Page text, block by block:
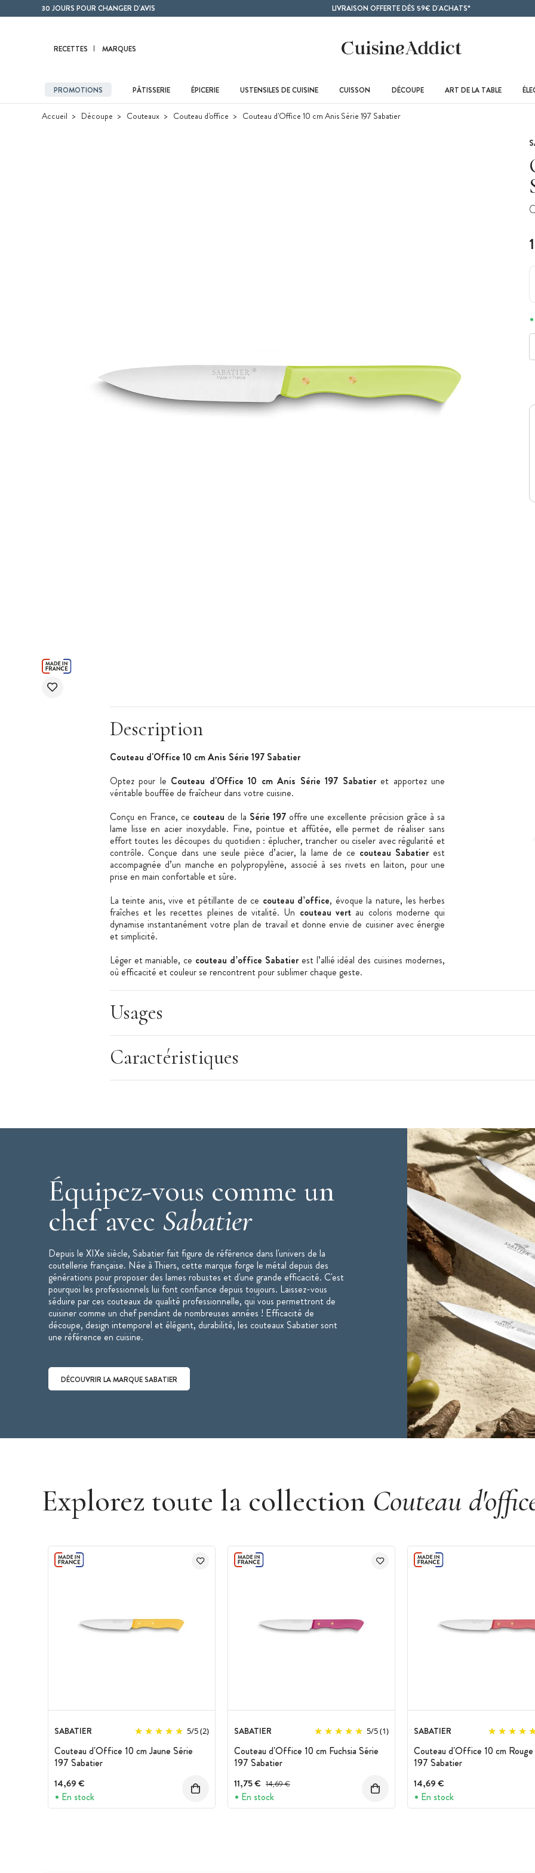
Contenu principal30 JOURS POUR CHANGER D'AVIS LIVRAISON OFFERTE DÈS 59€ D'ACHATS*
RECETTES MARQUES
PROMOTIONS PÂTISSERIE ÉPICERIE USTENSILES DE CUISINE CUISSON DÉCOUPE ART DE LA TABLE
Accueil Découpe Couteaux Couteau d'office Couteau d'Office 10 cm Anis Série 197 Sabatier
Description
Couteau d'Office 10 cm Anis Série 197 Sabatier
Optez pour le Couteau d'Office 10 cm Anis Série 197 Sabatier et apportez une
véritable bouffée de fraîcheur dans votre cuisine.
Conçu en France, ce couteau de la Série 197offre une excellente précision grâce à sa
lame lisse en acier inoxydable. Fine, pointue et affûtée, elle permet de réaliser sans
effort toutes les découpes du quotidien : éplucher, trancher ou ciseler avec régularité et
contrôle. Conçue dans une seule pièce d’acier, la lame de ce couteau Sabatierest
accompagnée d’un manche en polypropylène, associé à ses rivets en laiton, pour une
prise en main confortable et sûre.
La teinte anis, vive et pétillante de ce couteau d’office, évoque la nature, les herbes
fraîches et les recettes pleines de vitalité. Un couteau vert au coloris moderne qui
dynamise instantanément votre plan de travail et donne envie de cuisiner avec énergie
et simplicité.
Léger et maniable, ce couteau d’office Sabatierest l’allié idéal des cuisines modernes,
où efficacité et couleur se rencontrent pour sublimer chaque geste.
Usages
Caractéristiques
Équipez-vous comme un
chef avec Sabatier
Depuis le XIXe siècle, Sabatier fait figure de référence dans l'univers de la
coutellerie française. Née à Thiers, cette marque forge le métal depuis des
générations pour proposer des lames robustes et d'une grande efficacité. C'est
pourquoi les professionnels lui font confiance depuis toujours. Laissez-vous
séduire par ces couteaux de qualité professionnelle, qui vous permettront de
cuisiner comme un chef pendant de nombreuses années ! Efficacité de
découpe, design intemporel et élégant, durabilité, les couteaux Sabatier sont
une référence en cuisine.
DÉCOUVRIR LA MARQUE SABATIER
Explorez toute la collection Couteau
SABATIER 5/5(2)
Couteau d'Office 10 cm Jaune Série
197 Sabatier
14,69 €
En stock
SABATIER 5/5(1)
Couteau d'Office 10 cm Fuchsia Série
197 Sabatier
11,75 € Prix avant réduction :
14,69 €
En stock
SABATIER
Couteau d'Office 10 cm
197 Sabatier
14,69 €
En stock